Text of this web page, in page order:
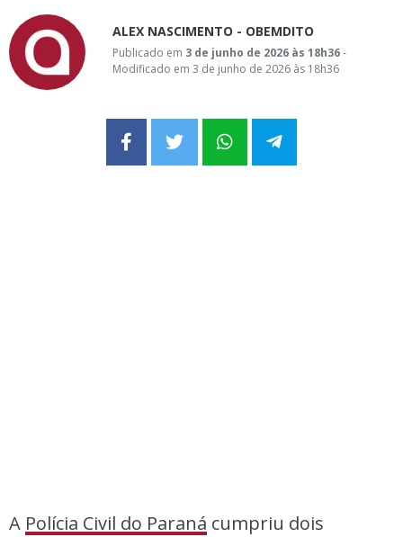
ALEX NASCIMENTO - OBEMDITO
Publicado em 3 de junho de 2026 às 18h36-
Modificado em 3 de junho de 2026 às 18h36
A Polícia Civil do Paraná cumpriu dois